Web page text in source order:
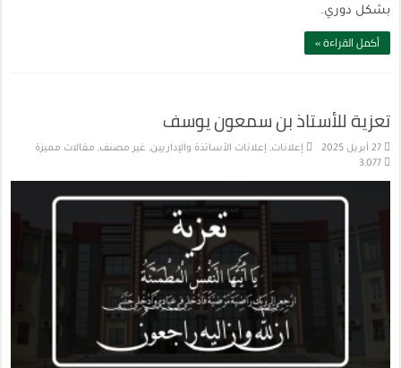
بشكل دوري.
أكمل القراءة »
تعزية للأستاذ بن سمعون يوسف
27 أبريل 2025 إعلانات, إعلانات الأساتذة والإداريين, غير مصنف, مقالات مميزة
3,077